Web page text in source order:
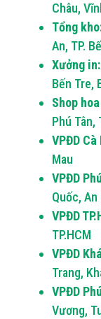
Châu,
Tổng
An, TP.
Xưởng in:
Bến Tre,
Shop
Phú Tân,
VPĐD Cà
Mau
VPĐD
Quốc, An
VPĐD
TP.HCM
VPĐD
Trang,
VPĐD
Vương,